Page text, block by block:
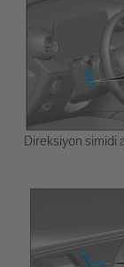
Direksiyon simidi